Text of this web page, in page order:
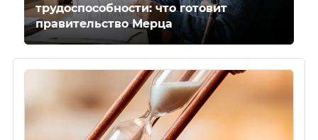
трудоспособности: что готовит
правительство Мерца